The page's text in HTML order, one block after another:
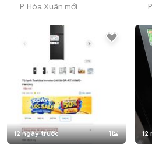
P. Hòa Xuân mới
12 ngày trước 1 12